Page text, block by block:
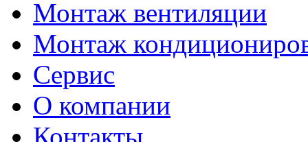
Монтаж вентиляции
Монтаж
Сервис
О компании